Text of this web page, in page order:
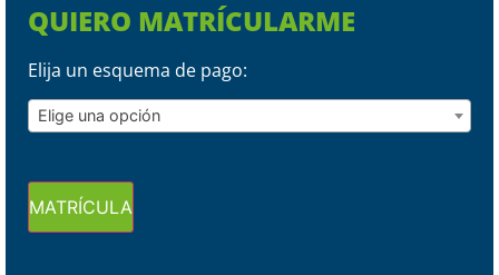
QUIERO MATRÍCULARME
Elija un esquema de pago:
Elige una opción
MATRÍCULA